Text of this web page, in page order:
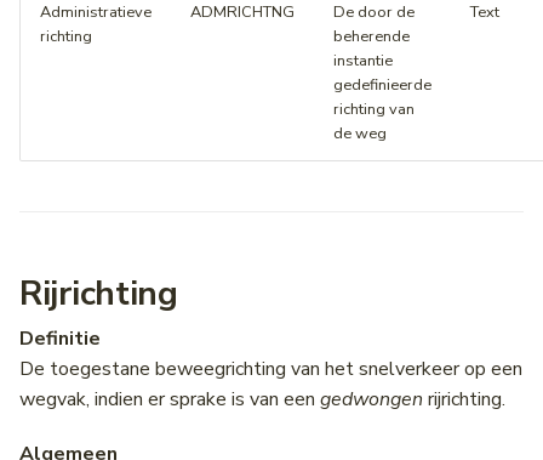
Administratieve
richting
ADMRICHTNG
De door de
beherende
instantie
gedefinieerde
richting van
de weg
Text
Rijrichting
Definitie
De toegestane beweegrichting van het snelverkeer op een
wegvak, indien er sprake is van een gedwongen rijrichting.
Algemeen